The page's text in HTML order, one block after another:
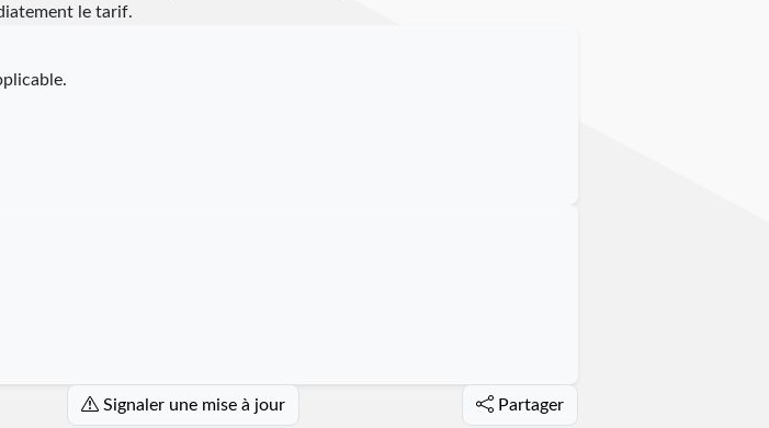
le tarif.
Signaler une mise à jour Partager